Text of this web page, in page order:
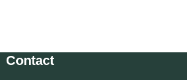
Contact